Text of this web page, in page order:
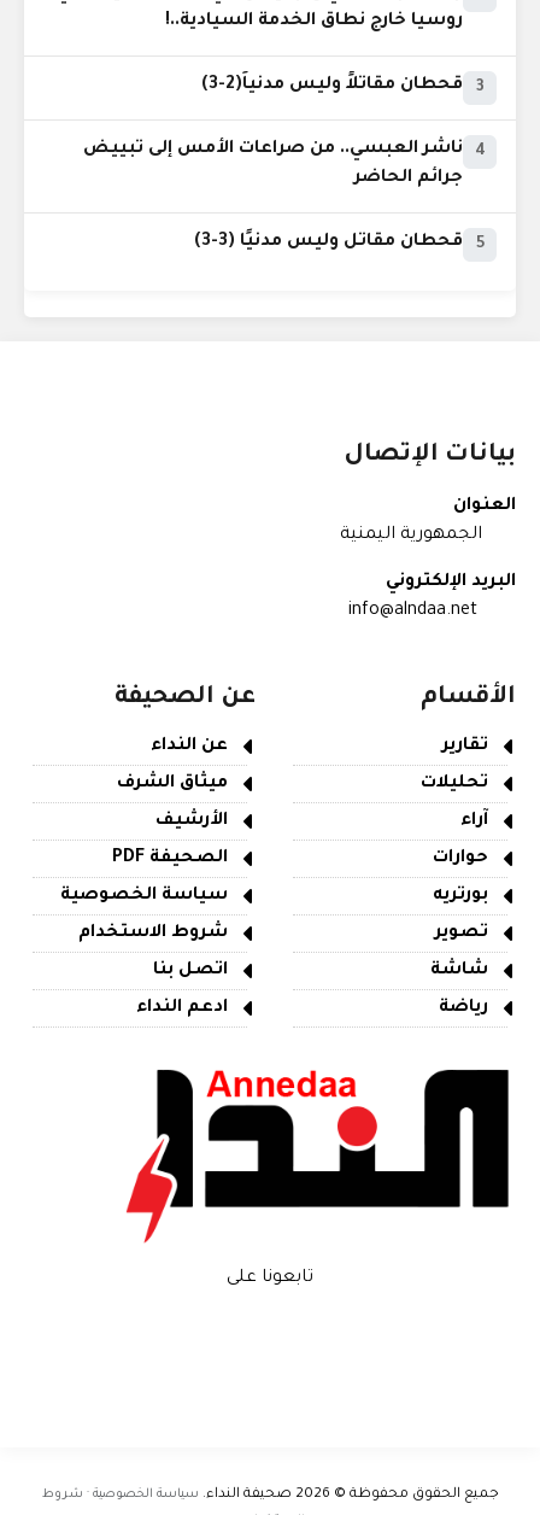
روسيا خارج نطاق الخدمة السيادية..!
3 قحطان مقاتلاً وليس مدنياً(2-3)
4
ناشر العبسي.. من صراعات الأمس إلى تبييض
جرائم الحاضر
5 قحطان مقاتل وليس مدنيًا (3-3)
بيانات الإتصال
العنوان
الجمهورية اليمنية
البريد الإلكتروني
info@alndaa.net
الأقسام
تقارير
تحليلات
آراء
حوارات
بورتريه
تصوير
شاشة
رياضة
عن الصحيفة
عن النداء
ميثاق الشرف
الأرشيف
الصحيفة PDF
سياسة الخصوصية
شروط الاستخدام
اتصل بنا
ادعم النداء
تابعونا على
جميع الحقوق محفوظة © 2026 صحيفة النداء. سياسة الخصوصية · شروط